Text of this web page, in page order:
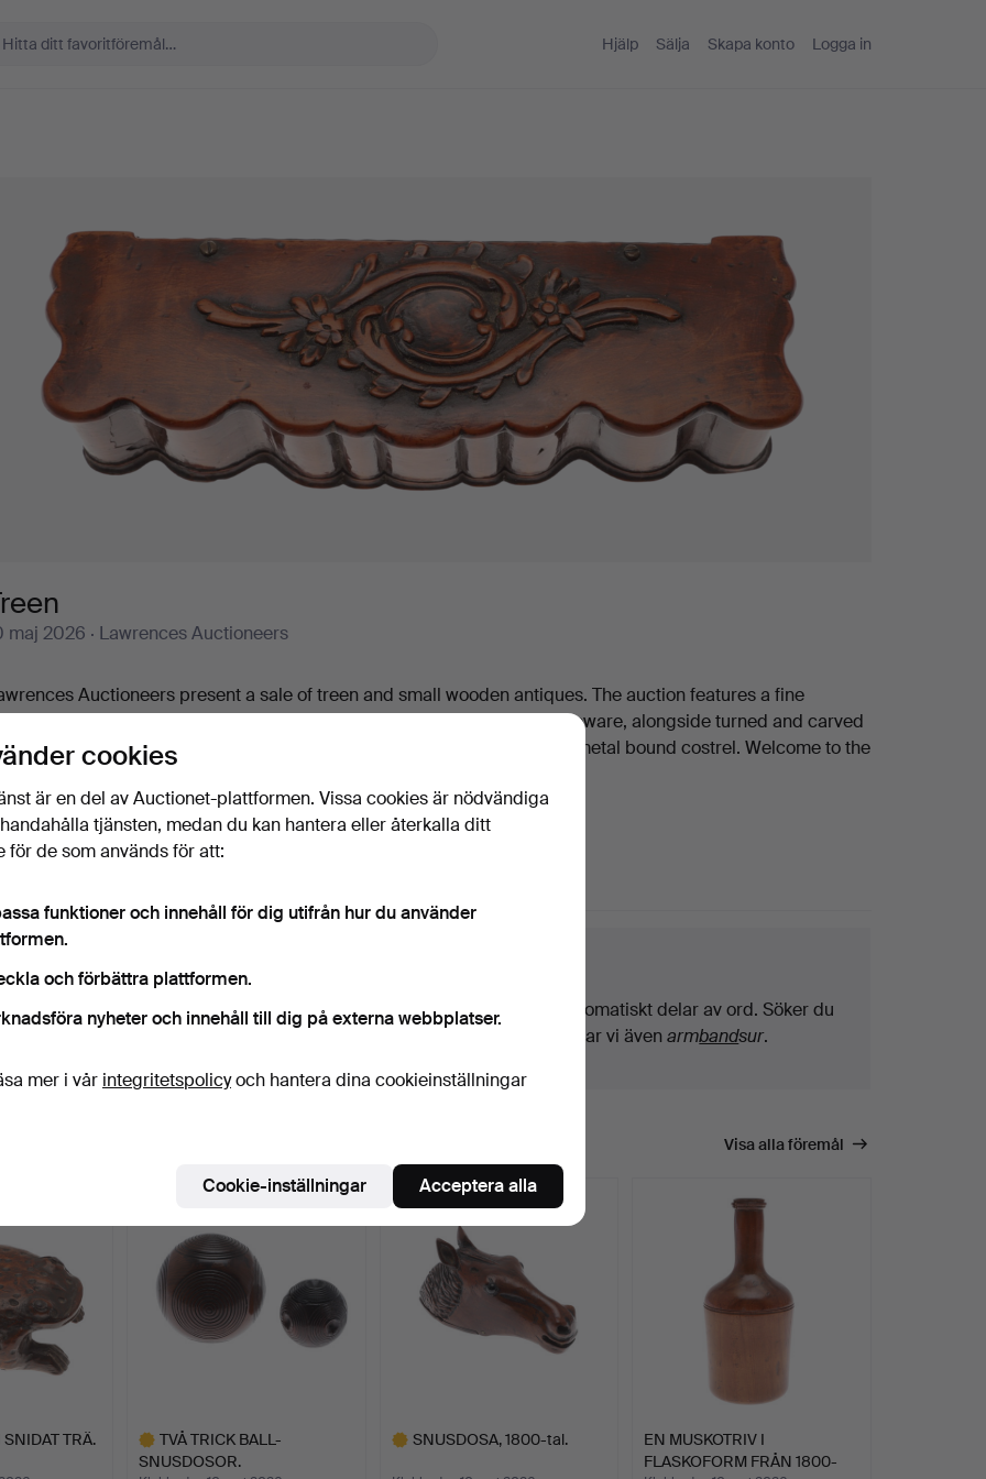
Hjälp Sälja Skapa konto Logga in
maj 2026 · Lawrences Auctioneers
Auctioneers present a sale of treen and small wooden antiques. The auction features a fine
of snuff boxes in fruitwood, pearwood, tartanware and Mauchlineware, alongside turned and carved
including punch ladles, wig powderers, a mortar and pestle and a metal bound costrel. Welcome to the
Pågående auktioner
Slutpriser
Vi söker automatiskt delar av ord. Söker du
hittar vi ävenarmbandsur.
matchar din sökning Visa alla föremål
TRÄ.
TVÅ TRICK BALL-
SNUSDOSOR.
SNUSDOSA, 1800-tal.
EN MUSKOTRIV I
FLASKOFORM FRÅN 1800-
cookies
är en del av Auctionet-plattformen. Vissa cookies är nödvändiga
tjänsten, medan du kan hantera eller återkalla ditt
för de som används för att:
funktioner och innehåll för dig utifrån hur du använder
och förbättra plattformen.
nyheter och innehåll till dig på externa webbplatser.
mer i vår integritetspolicyoch hantera dina cookieinställningar
Cookie-inställningar Acceptera alla